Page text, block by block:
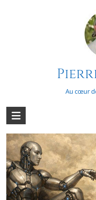
Au cœur
IA vs IAtma (1/2)